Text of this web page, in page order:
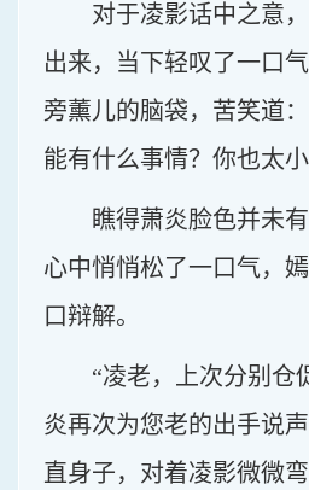
对于凌影话中之意
出来，当下轻叹了一口
旁薰儿的脑袋，苦笑道
能有什么事情？你也太
瞧得萧炎脸色并未
心中悄悄松了一口气，
口辩解。
“凌老，上次分别仓
炎再次为您老的出手说
直身子，对着凌影微微弯